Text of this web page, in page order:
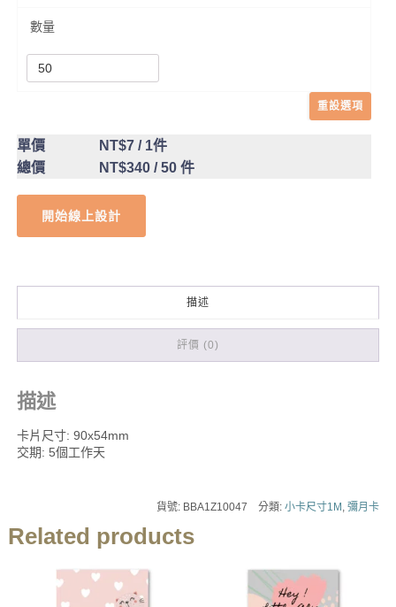
數量
重設選項
單價 NT$7/ 1件
總價
NT$340/ 50 件
開始線上設計
描述
評價 (0)
描述
卡片尺寸: 90x54mm
交期: 5個工作天
貨號: BBA1Z10047 分類:小卡尺寸1M,彌月卡
Related products